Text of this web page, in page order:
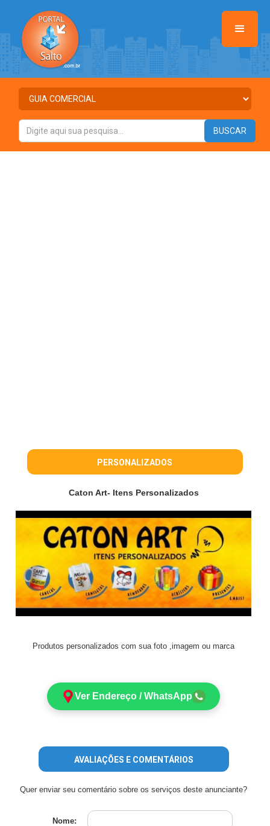
PERSONALIZADOS
Caton Art- Itens Personalizados
Produtos personalizados com sua foto ,imagem ou marca
Ver Endereço / WhatsApp
AVALIAÇÕES E COMENTÁRIOS
Quer enviar seu comentário sobre os serviços deste anunciante?
Nome: